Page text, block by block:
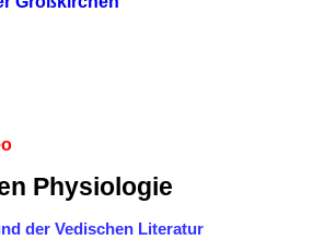
Physiologie
der Vedischen Literatur